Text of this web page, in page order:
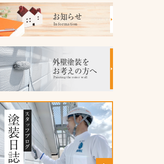
お知らせ
Information
外壁塗装を
お考えの方へ
Painting the outer wall
スタッフブログ
塗装日誌